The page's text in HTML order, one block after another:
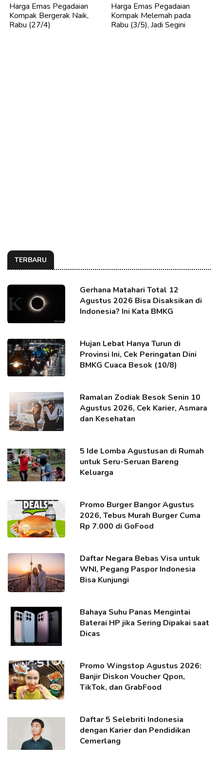
Harga Emas Pegadaian
Kompak Bergerak Naik,
Rabu (27/4)
Harga Emas Pegadaian
Kompak Melemah pada
Rabu (3/5), Jadi Segini
TERBARU
Gerhana Matahari Total 12
Agustus 2026 Bisa Disaksikan di
Indonesia? Ini Kata BMKG
Hujan Lebat Hanya Turun di
Provinsi Ini, Cek Peringatan Dini
BMKG Cuaca Besok (10/8)
Ramalan Zodiak Besok Senin 10
Agustus 2026, Cek Karier, Asmara
dan Kesehatan
5 Ide Lomba Agustusan di Rumah
untuk Seru-Seruan Bareng
Keluarga
Promo Burger Bangor Agustus
2026, Tebus Murah Burger Cuma
Rp 7.000 di GoFood
Daftar Negara Bebas Visa untuk
WNI, Pegang Paspor Indonesia
Bisa Kunjungi
Bahaya Suhu Panas Mengintai
Baterai HP jika Sering Dipakai saat
Dicas
Promo Wingstop Agustus 2026:
Banjir Diskon Voucher Qpon,
TikTok, dan GrabFood
Daftar 5 Selebriti Indonesia
dengan Karier dan Pendidikan
Cemerlang